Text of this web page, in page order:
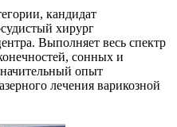
кандидат
хирург
Выполняет весь спектр
сонных и
опыт
лечения варикозной